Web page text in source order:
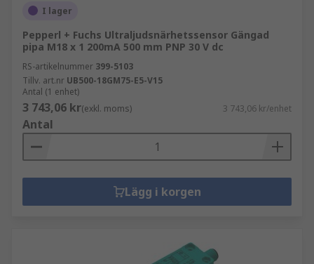
I lager
Pepperl + Fuchs Ultraljudsnärhetssensor Gängad
pipa M18 x 1 200mA 500 mm PNP 30 V dc
RS-artikelnummer 399-5103
Tillv. art.nr UB500-18GM75-E5-V15
Antal (1 enhet)
3 743,06 kr(exkl. moms) 3 743,06 kr/enhet
Antal
Lägg i korgen